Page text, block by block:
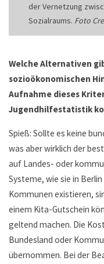
der Vernetzung
Sozialraums. Foto
Welche Alternativen
sozioökonomischen
Aufnahme dieses
Jugendhilfestatistik
Spieß: Sollte es keine
was aber wirklich der
auf Landes- oder
Systeme, wie sie in
Kommunen existieren,
einem Kita-Gutschein
geltend machen. Die
Bundesland oder
übernommen. Bei der